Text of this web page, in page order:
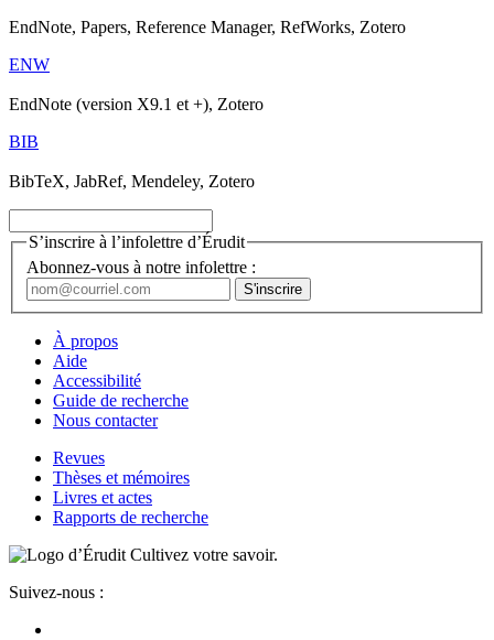
EndNote, Papers, Reference Manager, RefWorks, Zotero
ENW
EndNote (version X9.1 et +), Zotero
BIB
BibTeX, JabRef, Mendeley, Zotero
S’inscrire à l’infolettre d’Érudit
Abonnez-vous à notre infolettre :
À propos
Aide
Accessibilité
Guide de recherche
Nous contacter
Revues
Thèses et mémoires
Livres et actes
Rapports de recherche
Cultivez votre savoir.
Suivez-nous :